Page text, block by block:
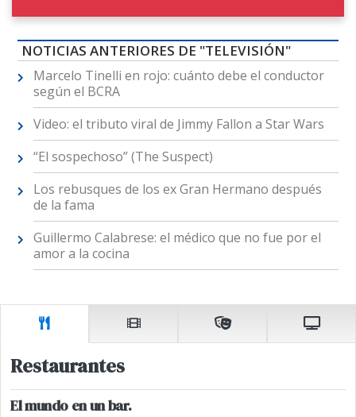
NOTICIAS ANTERIORES DE "TELEVISIÓN"
Marcelo Tinelli en rojo: cuánto debe el conductor
según el BCRA
Video: el tributo viral de Jimmy Fallon a Star Wars
“El sospechoso” (The Suspect)
Los rebusques de los ex Gran Hermano después
de la fama
Guillermo Calabrese: el médico que no fue por el
amor a la cocina
Restaurantes
El mundo en un bar.